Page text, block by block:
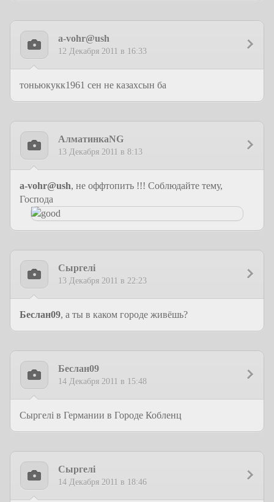
a-vohr@ush
12 Декабря 2011 в 16:33
тоньюкукк1961 сен не казахсын ба
АлматинкаNG
13 Декабря 2011 в 8:13
a-vohr@ush, не оффтопить !!! Соблюдайте тему,
Господа
Сыргелi
13 Декабря 2011 в 22:23
Беслан09, а ты в каком городе живёшь?
Беслан09
14 Декабря 2011 в 15:48
Сыргелi в Германии в Городе Кобленц
Сыргелi
14 Декабря 2011 в 18:46